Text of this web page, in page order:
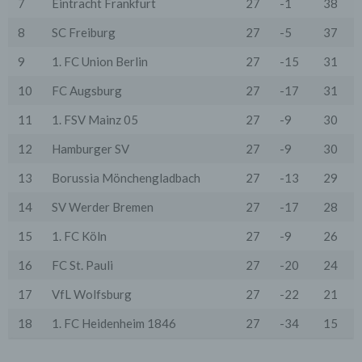
7
Eintracht Frankfurt 27 -1
38
8
SC Freiburg 27 -5
37
9
1. FC Union Berlin 27 -15
31
10
FC Augsburg 27 -17
31
11
1. FSV Mainz 05 27 -9
30
12
Hamburger SV 27 -9
30
13
Borussia Mönchengladbach 27 -13
29
14
SV Werder Bremen 27 -17
28
15
1. FC Köln 27 -9
26
16
FC St. Pauli 27 -20
24
17
VfL Wolfsburg 27 -22
21
18
1. FC Heidenheim 1846 27 -34 15
Serverlogfiles). Zu den Zugriffsdaten gehören Name
des Abrufs, übertragene Datenmenge, Meldung über
Betriebssystem des Nutzers, Referrer URL (die zuvor
Provider.
Wir verwenden die Protokolldaten ohne Zuordnung zur
entsprechend den gesetzlichen Bestimmungen nur für
statistische Auswertungen zum Zweck des Betriebs,
der Sicherheit und der Optimierung unseres
Onlineangebotes. Wir behalten uns jedoch vor, die
aufgrund konkreter Anhaltspunkte der berechtigte
Cookies sind Informationen, die von unserem
Browser der Nutzer übertragen und dort für einen
von Cookies im Rahmen pseudonymer